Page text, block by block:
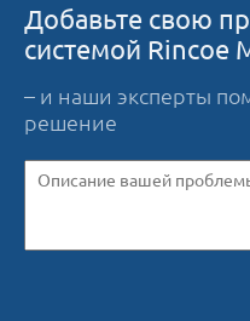
Добавьте свою
системой Rincoe
– и наши эксперты
решение